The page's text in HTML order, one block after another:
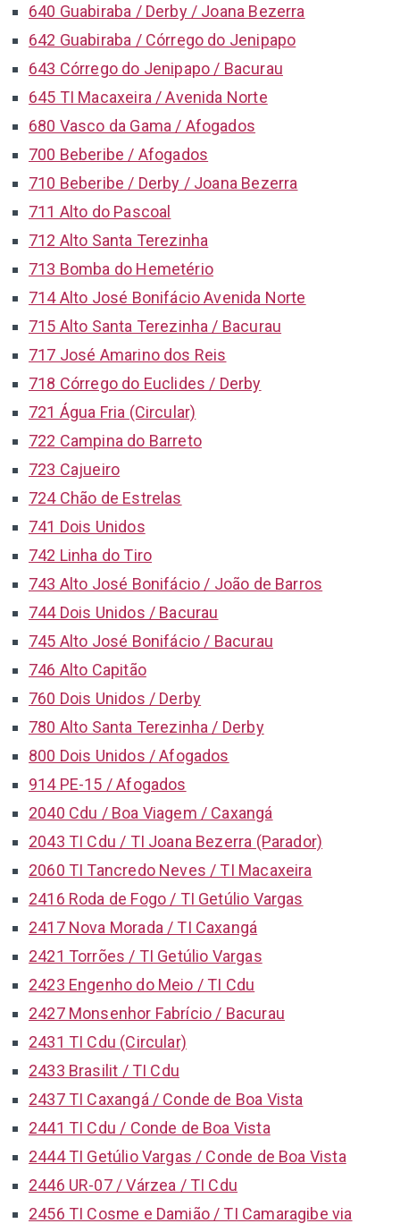
640 Guabiraba / Derby / Joana Bezerra
642 Guabiraba / Córrego do Jenipapo
643 Córrego do Jenipapo / Bacurau
645 TI Macaxeira / Avenida Norte
680 Vasco da Gama / Afogados
700 Beberibe / Afogados
710 Beberibe / Derby / Joana Bezerra
711 Alto do Pascoal
712 Alto Santa Terezinha
713 Bomba do Hemetério
714 Alto José Bonifácio Avenida Norte
715 Alto Santa Terezinha / Bacurau
717 José Amarino dos Reis
718 Córrego do Euclides / Derby
721 Água Fria (Circular)
722 Campina do Barreto
723 Cajueiro
724 Chão de Estrelas
741 Dois Unidos
742 Linha do Tiro
743 Alto José Bonifácio / João de Barros
744 Dois Unidos / Bacurau
745 Alto José Bonifácio / Bacurau
746 Alto Capitão
760 Dois Unidos / Derby
780 Alto Santa Terezinha / Derby
800 Dois Unidos / Afogados
914 PE-15 / Afogados
2040 Cdu / Boa Viagem / Caxangá
2043 TI Cdu / TI Joana Bezerra (Parador)
2060 TI Tancredo Neves / TI Macaxeira
2416 Roda de Fogo / TI Getúlio Vargas
2417 Nova Morada / TI Caxangá
2421 Torrões / TI Getúlio Vargas
2423 Engenho do Meio / TI Cdu
2427 Monsenhor Fabrício / Bacurau
2431 TI Cdu (Circular)
2433 Brasilit / TI Cdu
2437 TI Caxangá / Conde de Boa Vista
2441 TI Cdu / Conde de Boa Vista
2444 TI Getúlio Vargas / Conde de Boa Vista
2446 UR-07 / Várzea / TI Cdu
2456 TI Cosme e Damião / TI Camaragibe via